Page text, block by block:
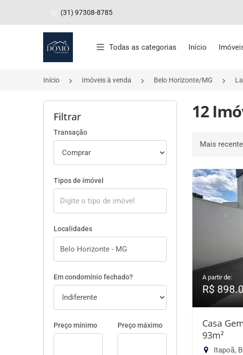
(31) 97308-8785
Página inicial
Todas as categorias Início
Início Imóveis à venda Belo Horizonte/MG
Filtrar
Transação
Tipos de imóvel
Localidades
Em condomínio fechado?
Preço mínimo Preço máximo
12
Ordenar por
A partir de:
R$
Casa
93m²
Itapoã,